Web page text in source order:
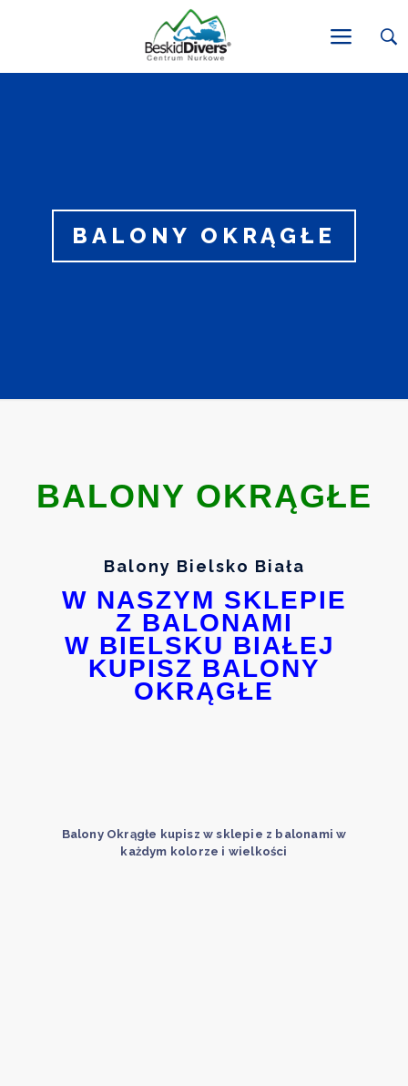
BALONY OKRĄGŁE
BALONY OKRĄGŁE
Balony Bielsko Biała
W NASZYM SKLEPIE
Z BALONAMI
W BIELSKU BIAŁEJ
KUPISZ BALONY
OKRĄGŁE
Balony Okrągłe kupisz w sklepie z balonami w
każdym kolorze i wielkości